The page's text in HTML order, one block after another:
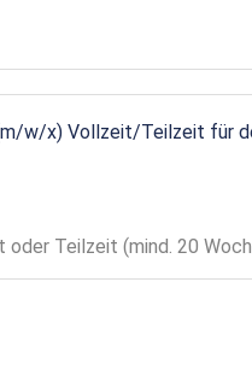
w/x) Vollzeit/Teilzeit für
Teilzeit (mind. 20